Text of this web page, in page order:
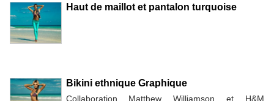
Haut de maillot et pantalon turquoise
Bikini ethnique Graphique
Collaboration Matthew Williamson et H&M